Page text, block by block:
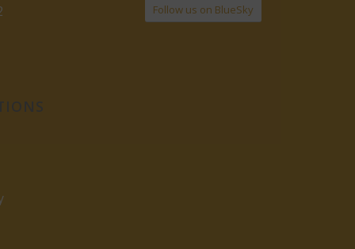
Follow us on BlueSky